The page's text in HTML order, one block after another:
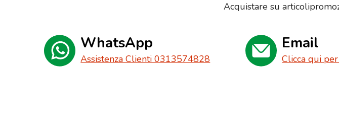
Acquistare su
WhatsApp
Assistenza Clienti 0313574828
Email
Clicca qui